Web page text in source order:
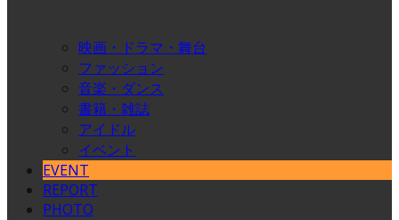
映画・ドラマ・舞台
ファッション
音楽・ダンス
書籍・雑誌
アイドル
イベント
EVENT
REPORT
PHOTO